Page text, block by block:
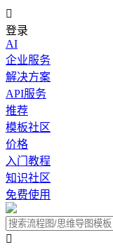

登录
AI
企业服务
解决方案
API服务
推荐
模板社区
价格
入门教程
知识社区
免费使用
